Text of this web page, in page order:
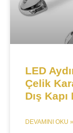
LED
Çelik
Dış
DEVAMINI OKU »